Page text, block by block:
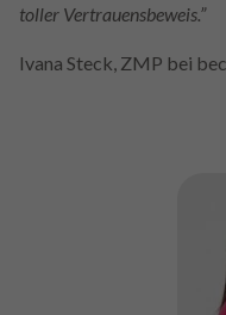
toller Vertrauensbeweis.”
Ivana Steck, ZMP bei